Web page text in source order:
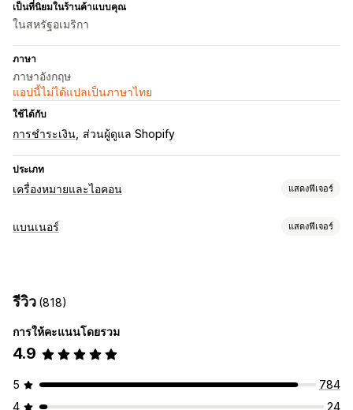
เป็นที่นิยมในร้านค้าแบบคุณ
ในสหรัฐอเมริกา
ภาษา
ภาษาอังกฤษ
แอปนี้ไม่ได้แปลเป็นภาษาไทย
ใช้ได้กับ
การชำระเงิน ส่วนผู้ดูแล Shopify
ประเภท
เครื่องหมายและไอคอน แสดงฟีเจอร์
ประเภทไอคอน
ภาพเคลื่อนไหว พื้นหลัง
แบบอักษร การกำหนดสไตล์
การอัปโหลดไฟล์
แบนเนอร์ แสดงฟีเจอร์
หน้าสินค้า
การปรับแต่ง
ตำแหน่งแบนเนอร์ ภาพเคลื่อนไหว
รีวิว (818)
การให้คะแนนโดยรวม
4.9
5
784
4
24